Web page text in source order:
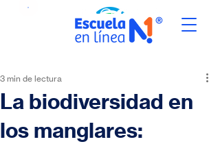
La biodiversidad en
los manglares:
3 min de lectura